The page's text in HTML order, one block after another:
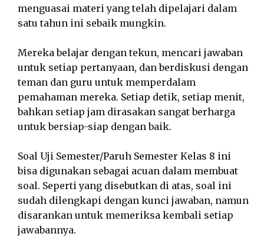
menguasai materi yang telah dipelajari dalam
satu tahun ini sebaik mungkin.
Mereka belajar dengan tekun, mencari jawaban
untuk setiap pertanyaan, dan berdiskusi dengan
teman dan guru untuk memperdalam
pemahaman mereka. Setiap detik, setiap menit,
bahkan setiap jam dirasakan sangat berharga
untuk bersiap-siap dengan baik.
Soal Uji Semester/Paruh Semester Kelas 8 ini
bisa digunakan sebagai acuan dalam membuat
soal. Seperti yang disebutkan di atas, soal ini
sudah dilengkapi dengan kunci jawaban, namun
disarankan untuk memeriksa kembali setiap
jawabannya.